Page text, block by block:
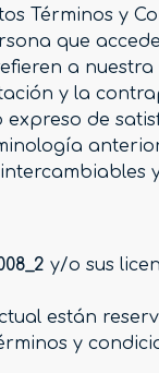
Términos y
que
a
y la
de
y/o sus
están
y